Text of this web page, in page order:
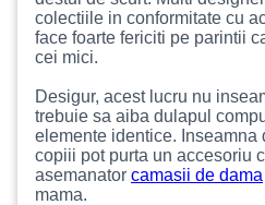
colectiile in conformitate cu
face foarte fericiti pe parintii
cei mici.
Desigur, acest lucru nu
trebuie sa aiba dulapul
elemente identice. Inseamna
copiii pot purta un accesoriu
asemanator camasii de dama
mama.